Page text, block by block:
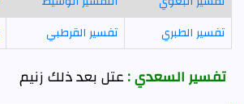
تفسير الطبري
تفسير القرطبي
تفسير السعدي :عتل بعد ذلك زنيم